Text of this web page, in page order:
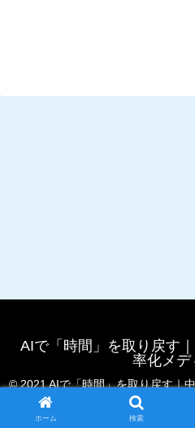
AIで「時間」を取り戻す
率化メデ
© 2021 AIで「時間」を取り戻す｜
ホーム 検索